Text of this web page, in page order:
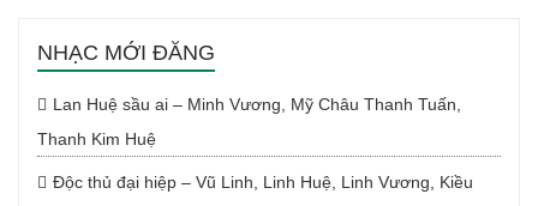
NHẠC MỚI ĐĂNG
Lan Huệ sầu ai – Minh Vương, Mỹ Châu Thanh Tuấn,
Thanh Kim Huệ
Độc thủ đại hiệp – Vũ Linh, Linh Huệ, Linh Vương, Kiều